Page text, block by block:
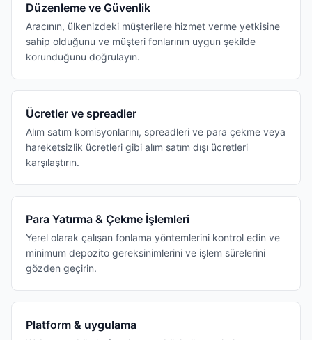
Düzenleme ve Güvenlik
Aracının, ülkenizdeki müşterilere hizmet verme yetkisine
sahip olduğunu ve müşteri fonlarının uygun şekilde
korunduğunu doğrulayın.
Ücretler ve spreadler
Alım satım komisyonlarını, spreadleri ve para çekme veya
hareketsizlik ücretleri gibi alım satım dışı ücretleri
karşılaştırın.
Para Yatırma & Çekme İşlemleri
Yerel olarak çalışan fonlama yöntemlerini kontrol edin ve
minimum depozito gereksinimlerini ve işlem sürelerini
gözden geçirin.
Platform & uygulama